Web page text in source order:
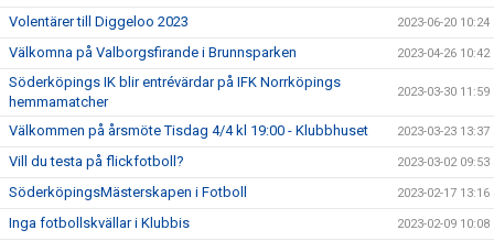
Volentärer till Diggeloo 2023 2023-06-20 10:24
Välkomna på Valborgsfirande i Brunnsparken 2023-04-26 10:42
Söderköpings IK blir entrévärdar på IFK Norrköpings
hemmamatcher
2023-03-30 11:59
Välkommen på årsmöte Tisdag 4/4 kl 19:00 - Klubbhuset 2023-03-23 13:37
Vill du testa på flickfotboll? 2023-03-02 09:53
SöderköpingsMästerskapen i Fotboll 2023-02-17 13:16
Inga fotbollskvällar i Klubbis 2023-02-09 10:08